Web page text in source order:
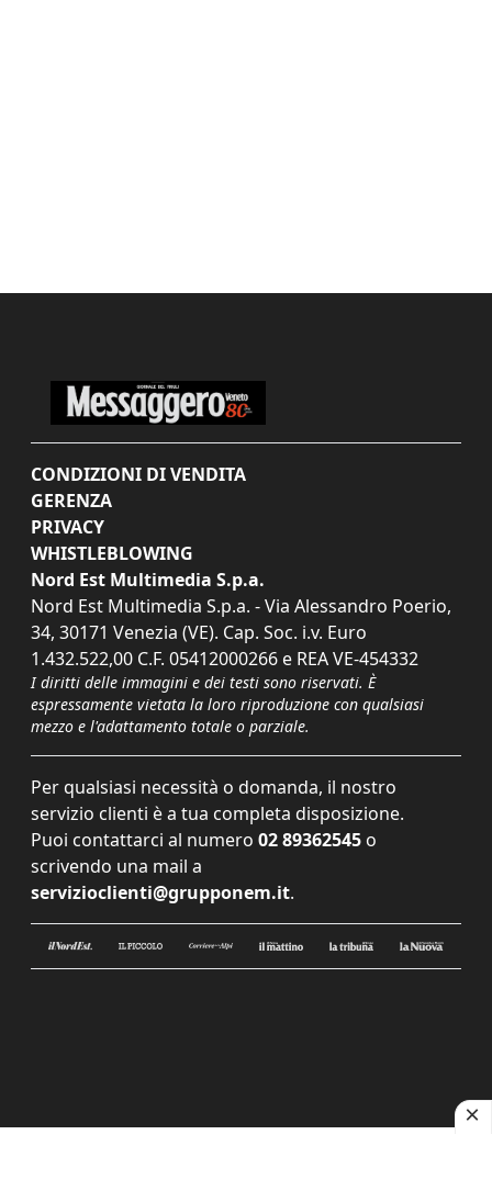
CONDIZIONI DI VENDITA
GERENZA
PRIVACY
WHISTLEBLOWING
Nord Est Multimedia S.p.a.
Nord Est Multimedia S.p.a. - Via Alessandro Poerio,
34, 30171 Venezia (VE). Cap. Soc. i.v. Euro
1.432.522,00 C.F. 05412000266 e REA VE-454332
I diritti delle immagini e dei testi sono riservati. È
espressamente vietata la loro riproduzione con qualsiasi
mezzo e l'adattamento totale o parziale.
Per qualsiasi necessità o domanda, il nostro
servizio clienti è a tua completa disposizione.
Puoi contattarci al numero 02 89362545 o
scrivendo una mail a
servizioclienti@grupponem.it.